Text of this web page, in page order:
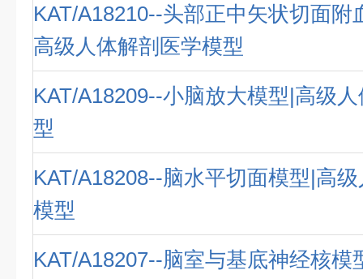
KAT/A18210--头部正中矢状切面附
高级人体解剖医学模型
KAT/A18209--小脑放大模型|高级
型
KAT/A18208--脑水平切面模型|高
模型
KAT/A18207--脑室与基底神经核模